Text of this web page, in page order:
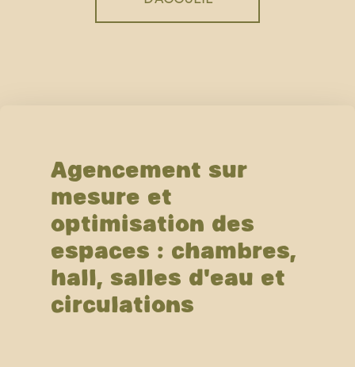
Agencement sur
mesure et
optimisation des
espaces : chambres,
hall, salles d’eau et
circulations